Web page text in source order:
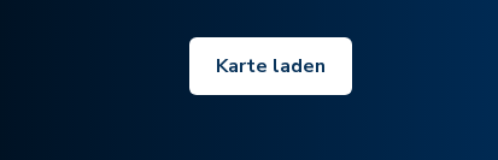
Karte laden